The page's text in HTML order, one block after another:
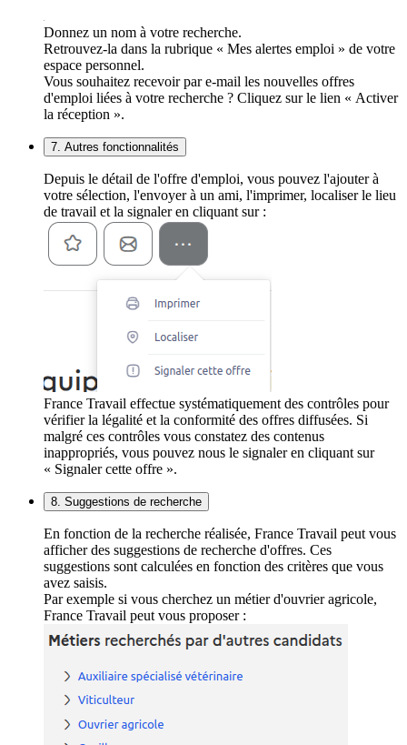
Donnez un nom à votre recherche.
Retrouvez-la dans la rubrique « Mes alertes emploi » de votre
espace personnel.
Vous souhaitez recevoir par e-mail les nouvelles offres
d'emploi liées à votre recherche ? Cliquez sur le lien « Activer
la réception ».
7. Autres fonctionnalités
Depuis le détail de l'offre d'emploi, vous pouvez l'ajouter à
votre sélection, l'envoyer à un ami, l'imprimer, localiser le lieu
de travail et la signaler en cliquant sur :
France Travail effectue systématiquement des contrôles pour
vérifier la légalité et la conformité des offres diffusées. Si
malgré ces contrôles vous constatez des contenus
inappropriés, vous pouvez nous le signaler en cliquant sur
« Signaler cette offre ».
8. Suggestions de recherche
En fonction de la recherche réalisée, France Travail peut vous
afficher des suggestions de recherche d'offres. Ces
suggestions sont calculées en fonction des critères que vous
avez saisis.
Par exemple si vous cherchez un métier d'ouvrier agricole,
France Travail peut vous proposer :